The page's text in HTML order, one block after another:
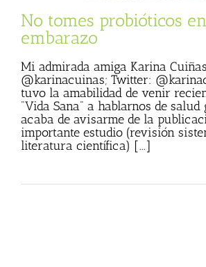
No tomes probióticos
embarazo
Mi admirada amiga Karina
@karinacuinas; Twitter:
tuvo la amabilidad de venir
"Vida Sana" a hablarnos de salud
acaba de avisarme de la
importante estudio (revisión
literatura científica) [...]